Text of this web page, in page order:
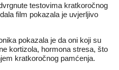
testovima kratkoročnog
film pokazala je uvjerljivo
pokazala je da oni koji su
kortizola, hormona stresa, što
kratkoročnog pamćenja.